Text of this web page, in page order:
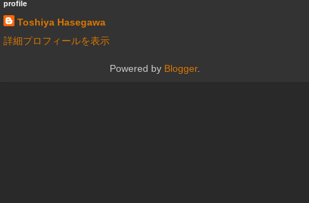
profile
Toshiya Hasegawa
詳細プロフィールを表示
Powered by Blogger.